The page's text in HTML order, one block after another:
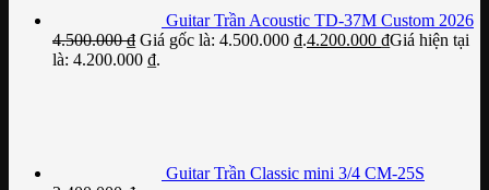
Guitar Trần Acoustic TD-37M Custom 2026
4.500.000₫ Giá gốc là: 4.500.000 ₫.4.200.000 ₫Giá hiện tại
là: 4.200.000 ₫.
Guitar Trần Classic mini 3/4 CM-25S